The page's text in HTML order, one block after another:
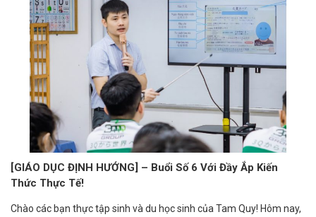
[GIÁO DỤC ĐỊNH HƯỚNG] – Buổi Số 6 Với Đầy Ắp Kiến
Thức Thực Tế!
Chào các bạn thực tập sinh và du học sinh của Tam Quy! Hôm nay,